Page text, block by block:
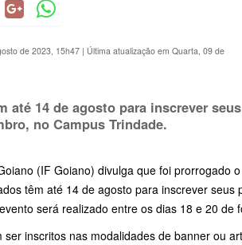
de 2023, 15h47 | Última atualização em Quarta, 09 de
até 14 de agosto para inscrever
, no Campus Trindade.
(IF Goiano) divulga que foi prorrogado
têm até 14 de agosto para inscrever
será realizado entre os dias 18 e 20 de
ser inscritos nas modalidades de banner ou